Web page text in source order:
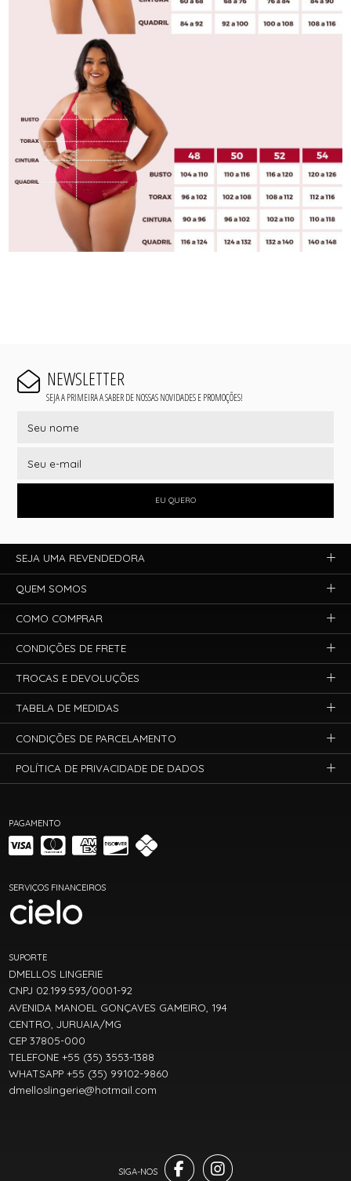
NEWSLETTER
SEJA A PRIMEIRA A SABER DE NOSSAS NOVIDADES E PROMOÇÕES!
EU QUERO
PAGAMENTO
SERVIÇOS FINANCEIROS
SUPORTE
DMELLOS LINGERIE
CNPJ 02.199.593/0001-92
AVENIDA MANOEL GONÇAVES GAMEIRO, 194
CENTRO, JURUAIA/MG
CEP 37805-000
TELEFONE +55 (35) 3553-1388
WHATSAPP +55 (35) 99102-9860
dmelloslingerie@hotmail.com
SEJA UMA REVENDEDORA
QUEM SOMOS
COMO COMPRAR
CONDIÇÕES DE FRETE
TROCAS E DEVOLUÇÕES
TABELA DE MEDIDAS
CONDIÇÕES DE PARCELAMENTO
POLÍTICA DE PRIVACIDADE DE DADOS